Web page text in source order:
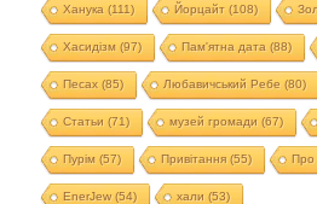
Ханука (111) Йорцайт (108)
Хасидізм (97) Пам'ятна дата (88)
Песах(85) Любавичський Ребе (80)
Статьи (71) музей громади (67)
Пурім (57) Привітання(55) Про
EnerJew(54) хали (53)